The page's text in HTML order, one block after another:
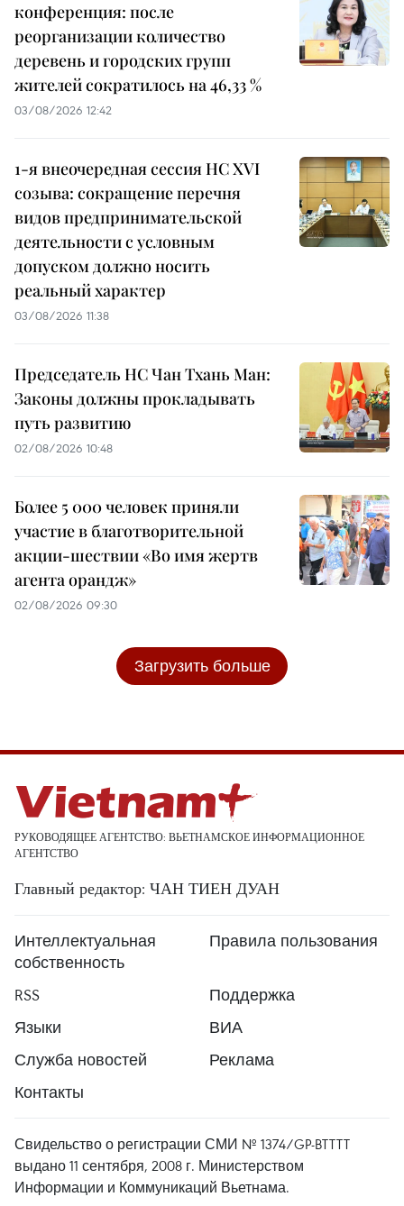
конференция: после
реорганизации количество
деревень и городских групп
жителей сократилось на 46,33 %
03/08/2026 12:42
1-я внеочередная сессия НС XVI
созыва: сокращение перечня
видов предпринимательской
деятельности с условным
допуском должно носить
реальный характер
03/08/2026 11:38
Председатель НС Чан Тхань Ман:
Законы должны прокладывать
путь развитию
02/08/2026 10:48
Более 5 000 человек приняли
участие в благотворительной
акции-шествии «Во имя жертв
агента орандж»
02/08/2026 09:30
Загрузить больше
РУКОВОДЯЩЕЕ АГЕНТСТВО: ВЬЕТНАМСКОЕ ИНФОРМАЦИОННОЕ
АГЕНТСТВО
Главный редактор: ЧАН ТИЕН ДУАН
Интеллектуальная
собственность
Правила пользования
RSS
Поддержка
Языки
ВИА
Служба новостей
Реклама
Контакты
Свидельство о регистрации СМИ № 1374/GP-BTTTT
выдано 11 сентября, 2008 г. Министерством
Информации и Коммуникаций Вьетнама.